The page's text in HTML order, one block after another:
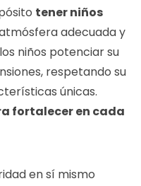
tener niños
adecuada y
niños potenciar su
respetando su
únicas.
fortalecer en cada
en sí mismo